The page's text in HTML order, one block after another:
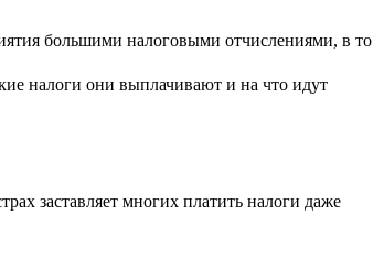
большими налоговыми отчислениями, в то
налоги они выплачивают и на что идут
заставляет многих платить налоги даже